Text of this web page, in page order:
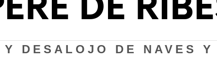
DE
DESALOJO DE NAVES